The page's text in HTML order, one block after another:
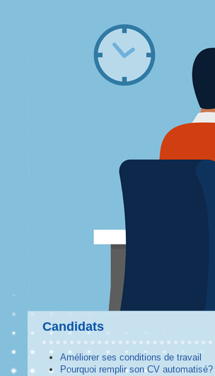
Candidats
Améliorer ses conditions de travail
Pourquoi remplir son CV automatisé?